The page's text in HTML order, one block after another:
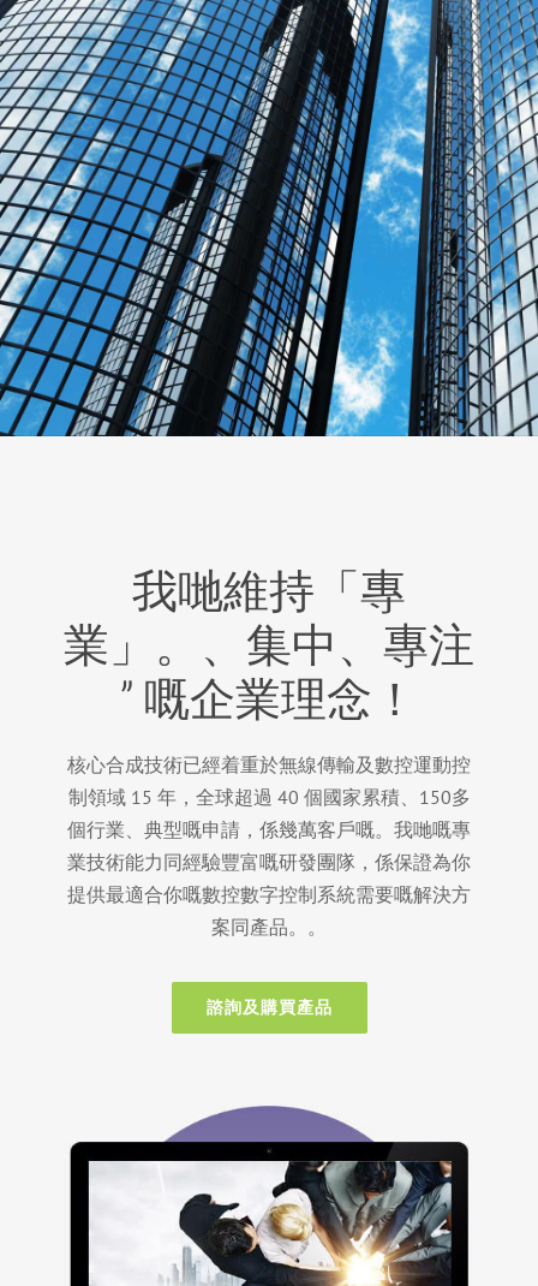
我哋維持「專
業」。、集中、專注
” 嘅企業理念！
核心合成技術已經着重於無線傳輸及數控運動控
制領域 15 年，全球超過 40 個國家累積、150多
個行業、典型嘅申請，係幾萬客戶嘅。我哋嘅專
業技術能力同經驗豐富嘅研發團隊，係保證為你
提供最適合你嘅數控數字控制系統需要嘅解決方
案同產品。。
諮詢及購買產品